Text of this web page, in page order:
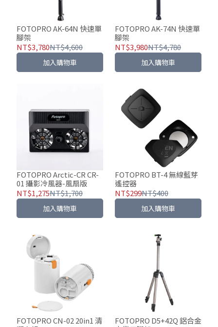
FOTOPRO AK-64N 快速單
腳架
NT$3,780NT$4,600
加入購物車
FOTOPRO AK-74N 快速單
腳架
NT$3,980NT$4,780
加入購物車
FOTOPRO Arctic-CR CR-
01 攝影冷風器-風扇版
NT$1,275NT$1,700
加入購物車
FOTOPRO BT-4 無線藍芽
遙控器
NT$299NT$400
加入購物車
FOTOPRO CN-02 20in1 清
FOTOPRO D5+42Q 鋁合金